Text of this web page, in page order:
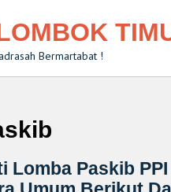
Bermartabat !
Lomba Paskib